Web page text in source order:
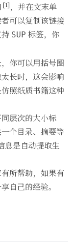
[1] ，并在文末单
可以复制该链接
SUP 标签，你
你可以用括号圈
长时，这会影响
照纸质书籍这种
层次的大小标
个目录、摘要等
息是自动提取生
所帮助，如果有
自己的经验。